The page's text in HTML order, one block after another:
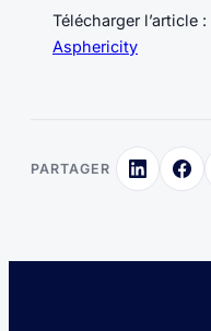
Télécharger l’article :
Asphericity
PARTAGER